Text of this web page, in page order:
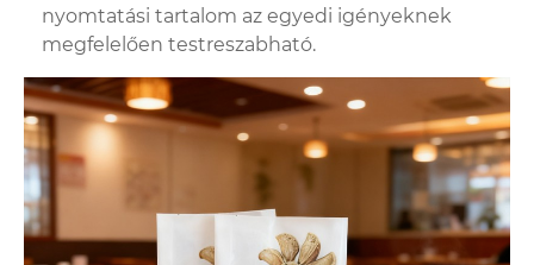
nyomtatási tartalom az egyedi igényeknek
megfelelően testreszabható.